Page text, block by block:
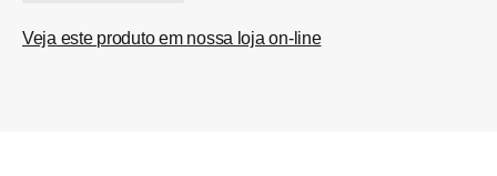
Veja este produto em nossa loja on-line